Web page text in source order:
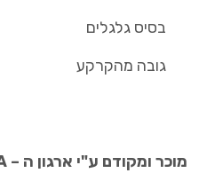
בסיס גלגלים
גובה מהקרקע
מוכר ומקודם ע"י ארגון ה – PGA